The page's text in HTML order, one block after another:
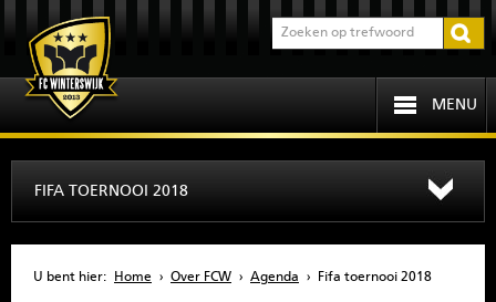
MENU
FIFA TOERNOOI 2018
U bent hier: Home › Over FCW › Agenda › Fifa toernooi 2018